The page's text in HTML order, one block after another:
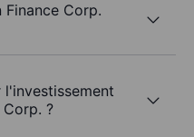
Corp.
l'investissement
?